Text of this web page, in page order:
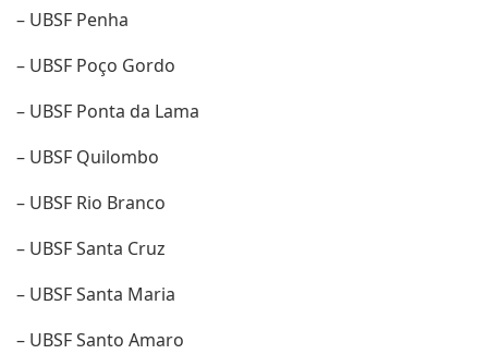
– UBSF Penha
– UBSF Poço Gordo
– UBSF Ponta da Lama
– UBSF Quilombo
– UBSF Rio Branco
– UBSF Santa Cruz
– UBSF Santa Maria
– UBSF Santo Amaro